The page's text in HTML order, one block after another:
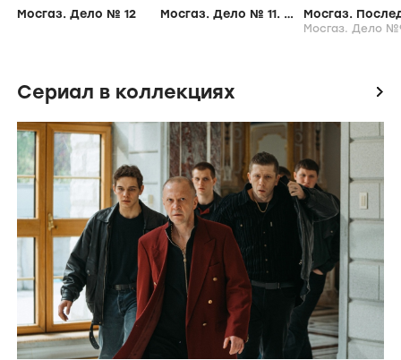
Мосгаз. Дело № 12 Мосгаз. Дело № 11. Розыгрыш
Мосгаз. Дело
Сериал в коллекциях icon